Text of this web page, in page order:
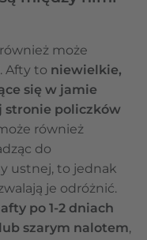
może
Afty to niewielkie,
się w jamie
stronie policzków
również
do
ustnej, to jednak
je odróżnić.
afty po 1-2 dniach
szarym nalotem,